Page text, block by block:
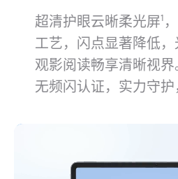
超清护眼云晰柔光屏1
工艺，闪点显著降低，
观影阅读畅享清晰视界
无频闪认证，实力守护